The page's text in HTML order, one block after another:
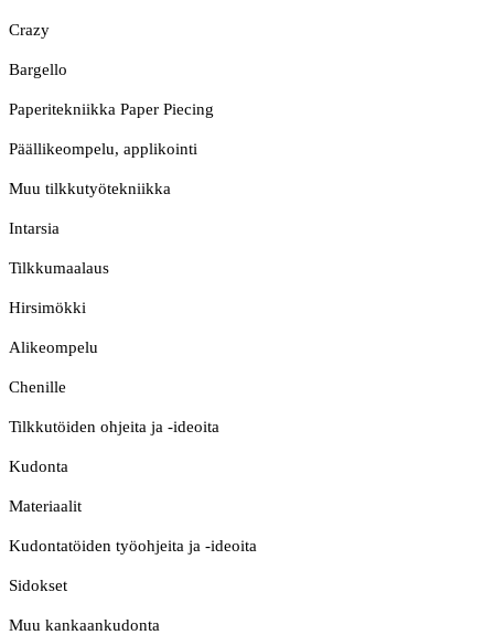
Crazy
Bargello
Paperitekniikka Paper Piecing
Päällikeompelu, applikointi
Muu tilkkutyötekniikka
Intarsia
Tilkkumaalaus
Hirsimökki
Alikeompelu
Chenille
Tilkkutöiden ohjeita ja -ideoita
Kudonta
Materiaalit
Kudontatöiden työohjeita ja -ideoita
Sidokset
Muu kankaankudonta